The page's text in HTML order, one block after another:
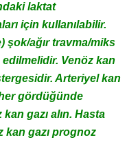
laktat
için kullanılabilir.
şok/ağır travma/miks
Venöz kan
Arteriyel kan
her gördüğünde
kan gazı alın. Hasta
kan gazı prognoz